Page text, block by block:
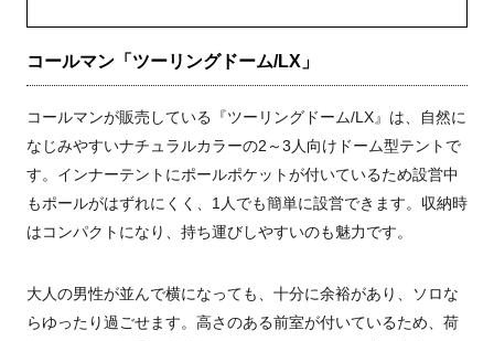
コールマン「ツーリングドーム/LX」
コールマンが販売している『ツーリングドーム/LX』は、自然に
なじみやすいナチュラルカラーの2～3人向けドーム型テントで
す。インナーテントにポールポケットが付いているため設営中
もポールがはずれにくく、1人でも簡単に設営できます。収納時
はコンパクトになり、持ち運びしやすいのも魅力です。
大人の男性が並んで横になっても、十分に余裕があり、ソロな
らゆったり過ごせます。高さのある前室が付いているため、荷